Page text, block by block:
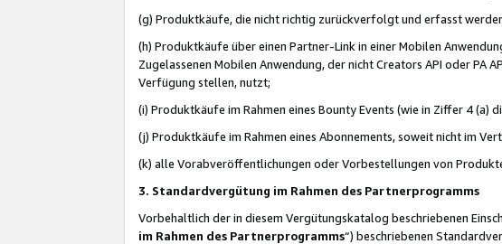
(g) Produktkäufe, die nicht richtig zurückverfolgt und erfasst
(h) Produktkäufe über einen Partner-Link in einer Mobilen
Zugelassenen Mobilen Anwendung, der nicht Creators API oder PA
Verfügung stellen, nutzt;
(i) Produktkäufe im Rahmen eines Bounty Events (wie in Ziffer 4
(j) Produktkäufe im Rahmen eines Abonnements, soweit nicht im
(k) alle Vorabveröffentlichungen oder Vorbestellungen von
3. Standardvergütung im Rahmen des Partnerprogramms
Vorbehaltlich der in diesem Vergütungskatalog beschriebenen
im Rahmen des Partnerprogramms“) beschriebenen